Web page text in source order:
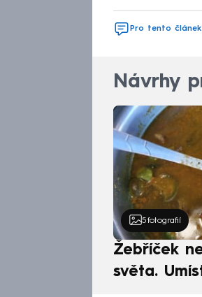
Pro tento
Návrhy
5 fotografií
Žebříček
světa.